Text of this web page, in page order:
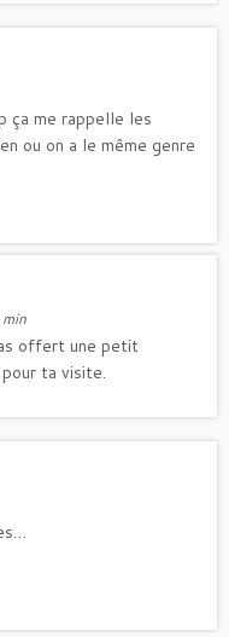
ça me rappelle les
ou on a le même genre
offert une petit
ta visite.